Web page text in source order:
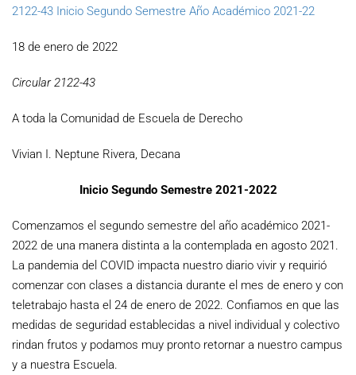
2122-43 Inicio Segundo Semestre Año Académico 2021-22
18 de enero de 2022
Circular 2122-43
A toda la Comunidad de Escuela de Derecho
Vivian I. Neptune Rivera, Decana
Inicio Segundo Semestre 2021-2022
Comenzamos el segundo semestre del año académico 2021-
2022 de una manera distinta a la contemplada en agosto 2021.
La pandemia del COVID impacta nuestro diario vivir y requirió
comenzar con clases a distancia durante el mes de enero y con
teletrabajo hasta el 24 de enero de 2022. Confiamos en que las
medidas de seguridad establecidas a nivel individual y colectivo
rindan frutos y podamos muy pronto retornar a nuestro campus
y a nuestra Escuela.